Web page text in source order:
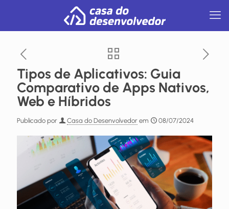
Tipos de Aplicativos: Guia
Comparativo de Apps Nativos,
Web e Híbridos
Publicado por Casa do Desenvolvedor em 08/07/2024